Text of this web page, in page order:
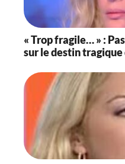
« Trop fragile… » :
sur le destin tragique